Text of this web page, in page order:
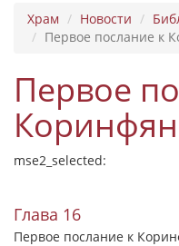
Храм Новости
Первое послание к
Первое
mse2_selected:
Глава 16
Первое послание к